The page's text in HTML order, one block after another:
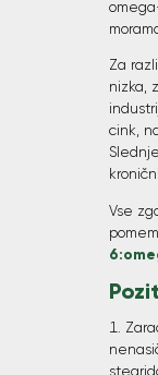
Za
nizka,
cink,
Vse